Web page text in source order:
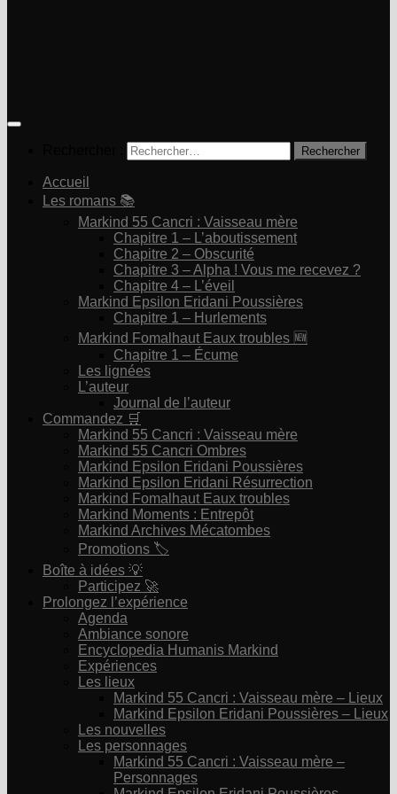
Accueil
Les romans 📚
Markind 55 Cancri : Vaisseau mère
Chapitre 1 – L’aboutissement
Chapitre 2 – Obscurité
Chapitre 3 – Alpha ! Vous me recevez ?
Chapitre 4 – L’éveil
Markind Epsilon Eridani Poussières
Chapitre 1 – Hurlements
Markind Fomalhaut Eaux troubles 🆕
Chapitre 1 – Écume
Les lignées
L’auteur
Journal de l’auteur
Commandez 🛒
Markind 55 Cancri : Vaisseau mère
Markind 55 Cancri Ombres
Markind Epsilon Eridani Poussières
Markind Epsilon Eridani Résurrection
Markind Fomalhaut Eaux troubles
Markind Moments : Entrepôt
Markind Archives Mécatombes
Promotions 🏷
Boîte à idées 💡
Participez 🚀
Prolongez l’expérience
Agenda
Ambiance sonore
Encyclopedia Humanis Markind
Expériences
Les lieux
Markind 55 Cancri : Vaisseau mère – Lieux
Markind Epsilon Eridani Poussières – Lieux
Les nouvelles
Les personnages
Markind 55 Cancri : Vaisseau mère –
Personnages